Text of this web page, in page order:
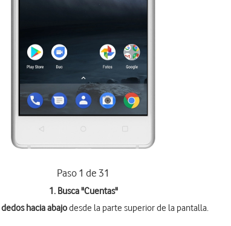
Paso 1 de 31
1. Busca "Cuentas"
hacia abajodesde la parte superior de la pantalla.